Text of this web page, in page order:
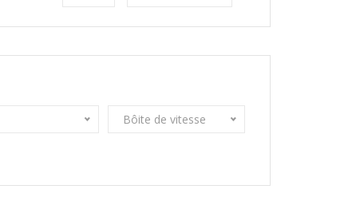
Bôite de vitesse